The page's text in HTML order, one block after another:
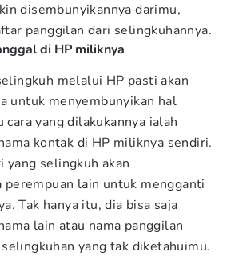
disembunyikannya darimu,
panggilan dari selingkuhannya.
di HP miliknya
melalui HP pasti akan
untuk menyembunyikan hal
yang dilakukannya ialah
kontak di HP miliknya sendiri.
yang selingkuh akan
perempuan lain untuk mengganti
Tak hanya itu, dia bisa saja
lain atau nama panggilan
yang tak diketahuimu.